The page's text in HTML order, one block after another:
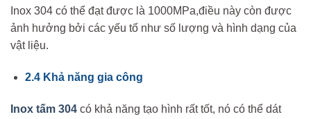
Inox 304 có thể đạt được là 1000MPa,điều này còn được
ảnh hưởng bởi các yếu tố như số lượng và hình dạng của
vật liệu.
2.4 Khả năng gia công
Inox tấm 304 có khả năng tạo hình rất tốt, nó có thể dát